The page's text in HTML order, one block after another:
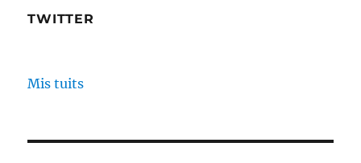
TWITTER
Mis tuits